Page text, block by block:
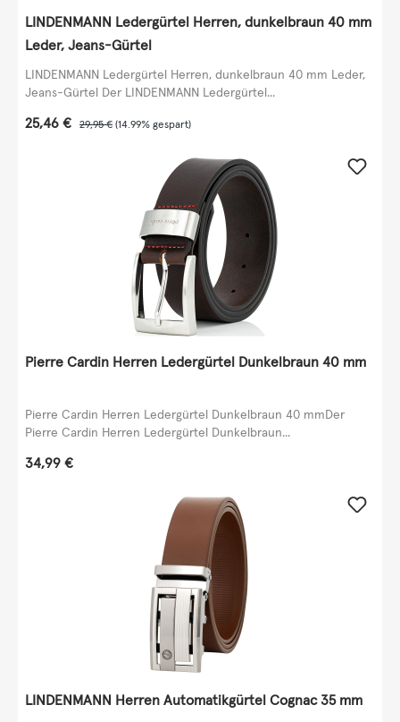
LINDENMANN Ledergürtel Herren, dunkelbraun 40 mm
Leder, Jeans-Gürtel
LINDENMANN Ledergürtel Herren, dunkelbraun 40 mm Leder,
Jeans-Gürtel Der LINDENMANN Ledergürtel...
Verkaufspreis:
25,46 € Regulärer Preis:
29,95 € (14.99% gespart)
Pierre Cardin Herren Ledergürtel Dunkelbraun 40 mm
Pierre Cardin Herren Ledergürtel Dunkelbraun 40 mmDer
Pierre Cardin Herren Ledergürtel Dunkelbraun...
Regulärer Preis:
34,99 €
LINDENMANN Herren Automatikgürtel Cognac 35 mm